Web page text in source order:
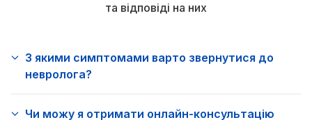
та відповіді на них
З якими симптомами варто звернутися до
невролога?
Чи можу я отримати онлайн-консультацію